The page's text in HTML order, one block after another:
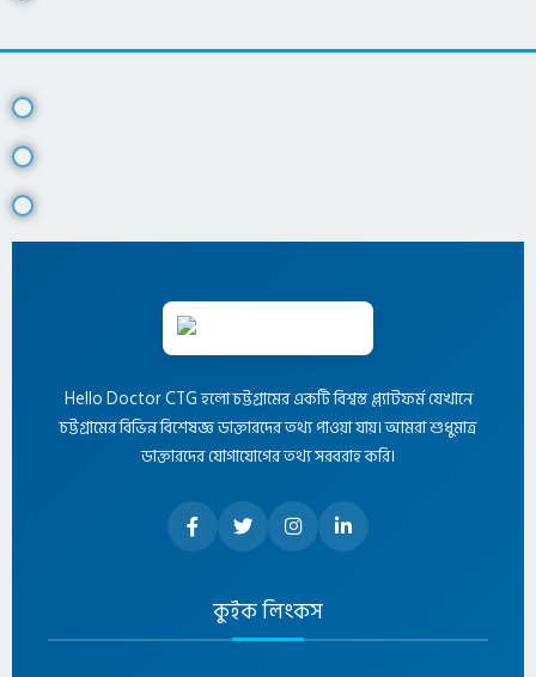
Hello Doctor CTG হলো চট্টগ্রামের একটি বিশ্বস্ত প্ল্যাটফর্ম যেখানে
চট্টগ্রামের বিভিন্ন বিশেষজ্ঞ ডাক্তারদের তথ্য পাওয়া যায়। আমরা শুধুমাত্র
ডাক্তারদের যোগাযোগের তথ্য সরবরাহ করি।
কুইক লিংকস